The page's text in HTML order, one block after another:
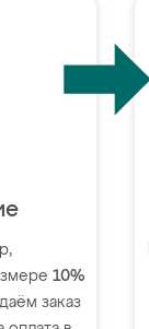
10%
заказ